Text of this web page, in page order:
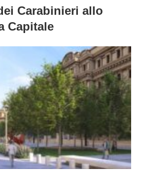
Carabinieri allo
Capitale